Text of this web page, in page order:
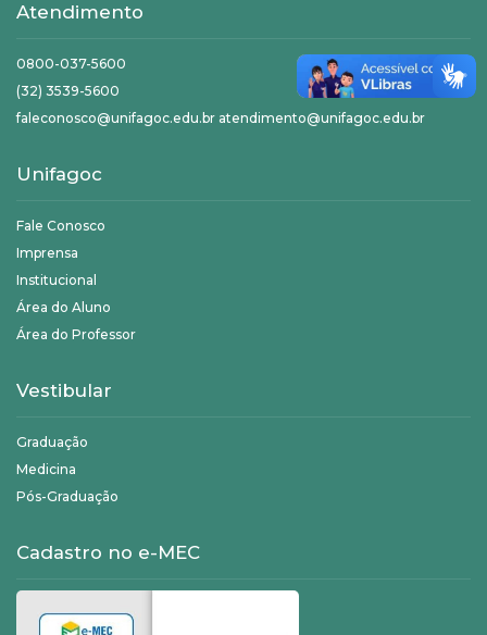
Atendimento
0800-037-5600
(32) 3539-5600
faleconosco@unifagoc.edu.br atendimento@unifagoc.edu.br
Unifagoc
Fale Conosco
Imprensa
Institucional
Área do Aluno
Área do Professor
Vestibular
Graduação
Medicina
Pós-Graduação
Cadastro no e-MEC